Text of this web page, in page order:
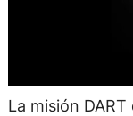
La misión